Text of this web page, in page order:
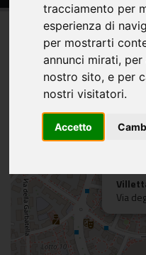
tracciamento per
esperienza di
per mostrarti
annunci mirati,
nostro sito, e per
nostri visitatori.
Accetto
Mappa
Mappa
Via